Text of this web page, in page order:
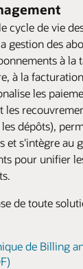
cycle de vie
gestion des
à la
à la
les
les
dépôts),
et s'intègre au
pour unifier
de toute
de Billing